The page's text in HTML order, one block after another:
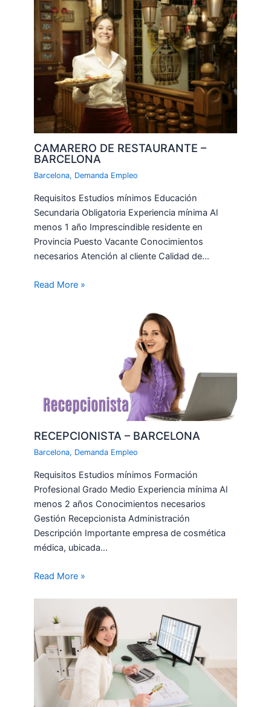
CAMARERO DE RESTAURANTE –
BARCELONA
Barcelona, Demanda Empleo
Requisitos Estudios mínimos Educación
Secundaria Obligatoria Experiencia mínima Al
menos 1 año Imprescindible residente en
Provincia Puesto Vacante Conocimientos
necesarios Atención al cliente Calidad de…
Read More »
RECEPCIONISTA – BARCELONA
Barcelona, Demanda Empleo
Requisitos Estudios mínimos Formación
Profesional Grado Medio Experiencia mínima Al
menos 2 años Conocimientos necesarios
Gestión Recepcionista Administración
Descripción Importante empresa de cosmética
médica, ubicada…
Read More »